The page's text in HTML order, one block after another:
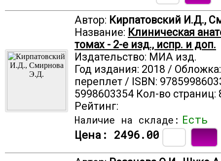
Автор: Кирпатовский И.Д.,
Название: Клиническая
томах - 2-е изд., испр. и доп.
Издательство: МИА изд.
Год издания: 2018 /
переплет / ISBN:
5998603354 Кол-во страниц:
Рейтинг:
Наличие на складе: Есть
Цена: 2496.00